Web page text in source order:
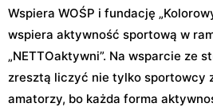
Wspiera WOŚP i fundację
wspiera aktywność sportową w
„NETTOaktywni”. Na wsparcie ze
zresztą liczyć nie tylko sportowcy
amatorzy, bo każda forma